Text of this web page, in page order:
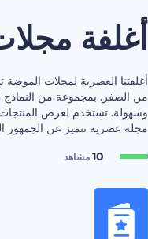
أغلفة
أغلفتنا العصرية لمجلات
من الصفر. بمجموعة من النماذج
وسهولة. تستخدم لعرض المنتجات
مجلة عصرية تتميز عن الجمهور
10مشاهد